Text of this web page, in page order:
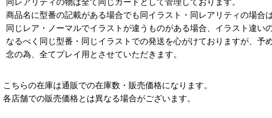
商品名に型番の記載がある場合でも同イラスト・同レアリティの場合
同じレア・ノーマルでイラストが違うものがある場合、イラスト違い
なるべく同じ型番・同じイラストでの発送を心がけておりますが、予
念の為、全てプレイ用とさせていただきます。
こちらの在庫は通販での在庫数・販売価格になります。
各店舗での販売価格とは異なる場合がございます。